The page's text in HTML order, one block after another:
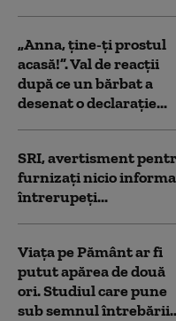
„Anna, ţine-ţi prostul
acasă!”. Val de reacții
după ce un bărbat a
desenat o declarație...
SRI, avertisment
furnizați nicio
întrerupeți...
Viața pe Pământ ar fi
putut apărea de două
ori. Studiul care pune
sub semnul